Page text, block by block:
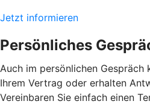
Jetzt informieren
Persönliches
Auch im persönlichen Gespräch
Ihrem Vertrag oder erhalten
Vereinbaren Sie einfach einen